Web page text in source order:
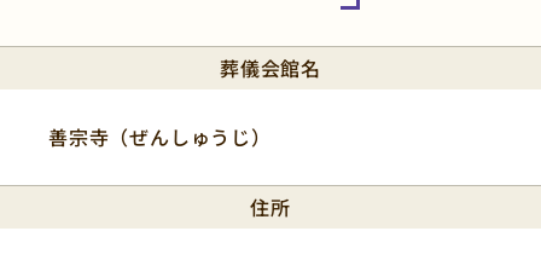
葬儀会館名
善宗寺（ぜんしゅうじ）
住所